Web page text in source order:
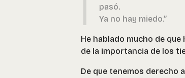
pasó.
Ya no hay miedo.”
He hablado mucho de
de la importancia de los
De que tenemos derecho